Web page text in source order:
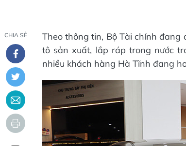
CHIA SẺ
Theo thông tin, Bộ Tài chính
tô sản xuất, lắp ráp trong nước
nhiều khách hàng Hà Tĩnh đang